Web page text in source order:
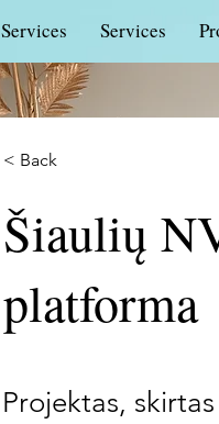
Services Services
< Back
Šiaulių
platforma
Projektas,